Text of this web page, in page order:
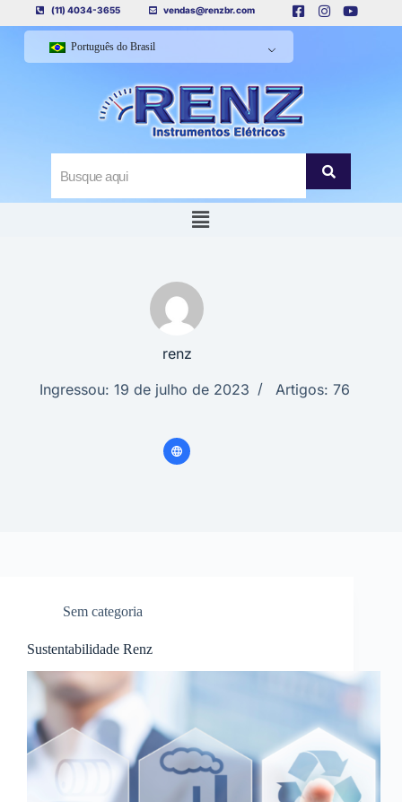
(11) 4034-3655 vendas@renzbr.com
Português do Brasil
renz
Ingressou: 19 de julho de 2023
Artigos: 76
Sem categoria
Sustentabilidade Renz